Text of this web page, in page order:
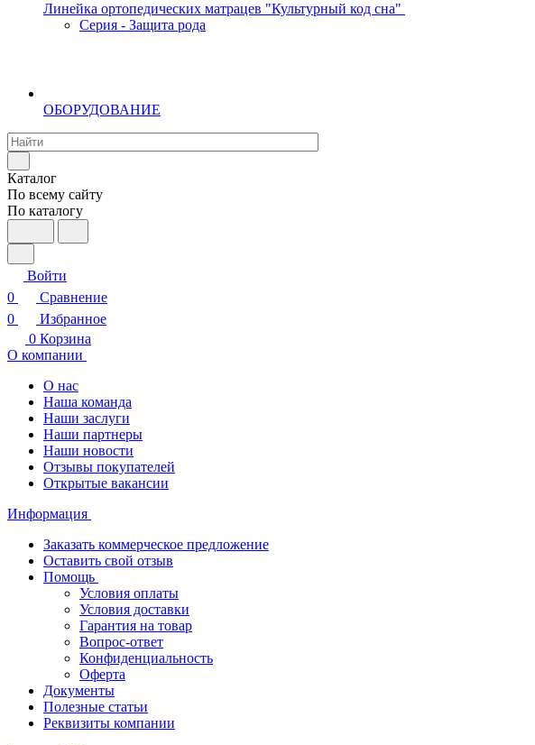
Линейка ортопедических матрацев "Культурный код сна"
Серия - Защита рода
ОБОРУДОВАНИЕ
Каталог
По всему сайту
По каталогу
Войти
0
Сравнение
0
Избранное
0 Корзина
О компании
О нас
Наша команда
Наши заслуги
Наши партнеры
Наши новости
Отзывы покупателей
Открытые вакансии
Информация
Заказать коммерческое предложение
Оставить свой отзыв
Помощь
Условия оплаты
Условия доставки
Гарантия на товар
Вопрос-ответ
Конфиденциальность
Оферта
Документы
Полезные статьи
Реквизиты компании